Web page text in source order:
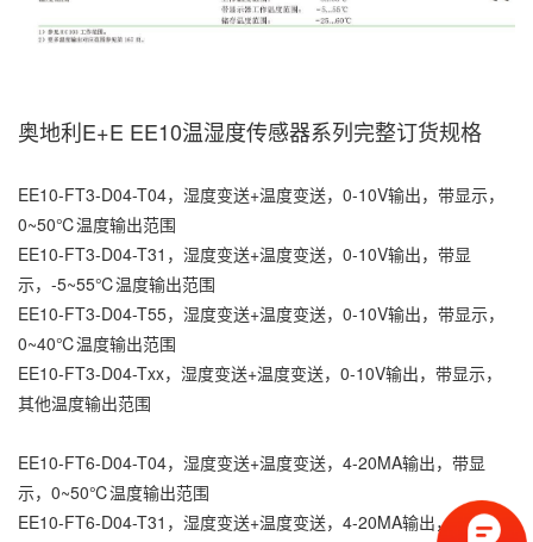
奥地利E+E EE10温湿度传感器系列完整订货规格
EE10-FT3-D04-T04，湿度变送+温度变送，0-10V输出，带显示，
0~50℃温度输出范围
EE10-FT3-D04-T31，湿度变送+温度变送，0-10V输出，带显
示，-5~55℃温度输出范围
EE10-FT3-D04-T55，湿度变送+温度变送，0-10V输出，带显示，
0~40℃温度输出范围
EE10-FT3-D04-Txx，湿度变送+温度变送，0-10V输出，带显示，
其他温度输出范围
EE10-FT6-D04-T04，湿度变送+温度变送，4-20MA输出，带显
示，0~50℃温度输出范围
EE10-FT6-D04-T31，湿度变送+温度变送，4-20MA输出，带显